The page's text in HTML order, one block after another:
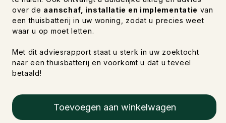
over de aanschaf, installatie en implementatie van
een thuisbatterij in uw woning, zodat u precies weet
waar u op moet letten.
Met dit adviesrapport staat u sterk in uw zoektocht
naar een thuisbatterij en voorkomt u dat u teveel
betaald!
Toevoegen aan winkelwagen